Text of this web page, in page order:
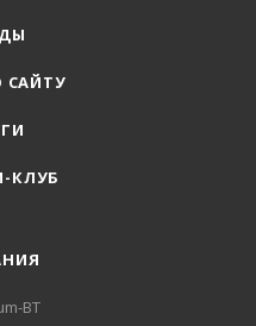
САЙТУ
КЛУБ
BT